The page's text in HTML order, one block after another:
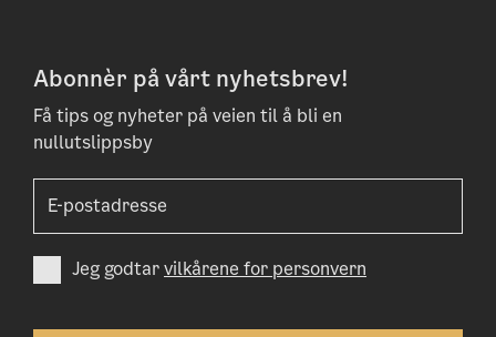
Abonnèr på vårt nyhetsbrev!
Få tips og nyheter på veien til å bli en
nullutslippsby
Jeg godtarvilkårene for personvern